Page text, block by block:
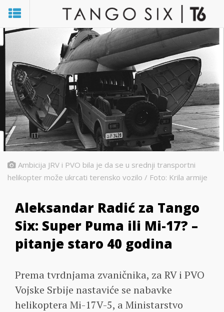
Ambicija JRV i PVO bila je da se u srednji transportni
helikopter može ukrcati terensko vozilo / Foto: Krila armije
Aleksandar Radić za Tango
Six: Super Puma ili Mi-17? –
pitanje staro 40 godina
Prema tvrdnjama zvaničnika, za RV i PVO
Vojske Srbije nastaviće se nabavke
helikoptera Mi-17V-5, a Ministarstvo